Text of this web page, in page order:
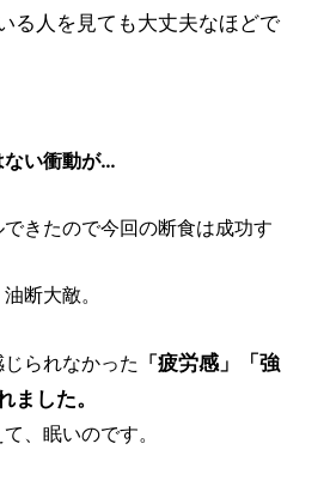
る人を見ても大丈夫なほどで
ない衝動が…
きたので今回の断食は成功す
断大敵。
られなかった 「疲労感」「強
ました。
、眠いのです。